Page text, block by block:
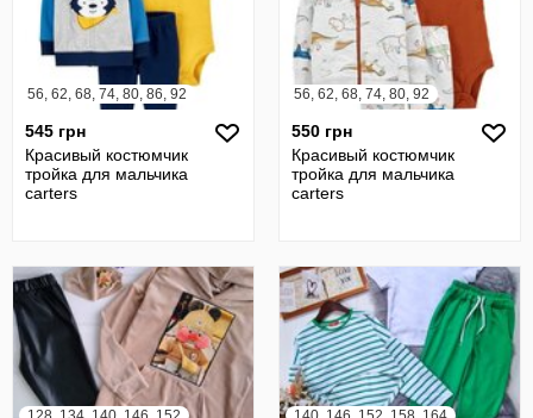
56, 62, 68, 74, 80, 86, 92
545 грн
Красивый костюмчик
тройка для мальчика
carters
56, 62, 68, 74, 80, 92
550 грн
Красивый костюмчик
тройка для мальчика
carters